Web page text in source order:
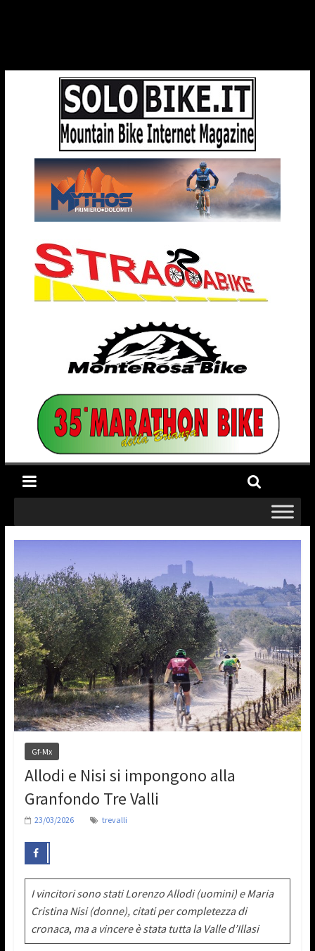
Gf-Mx
Allodi e Nisi si impongono alla
Granfondo Tre Valli
23/03/2026 trevalli
I vincitori sono stati Lorenzo Allodi (uomini) e Maria
Cristina Nisi (donne), citati per completezza di
cronaca, ma a vincere è stata tutta la Valle d’Illasi